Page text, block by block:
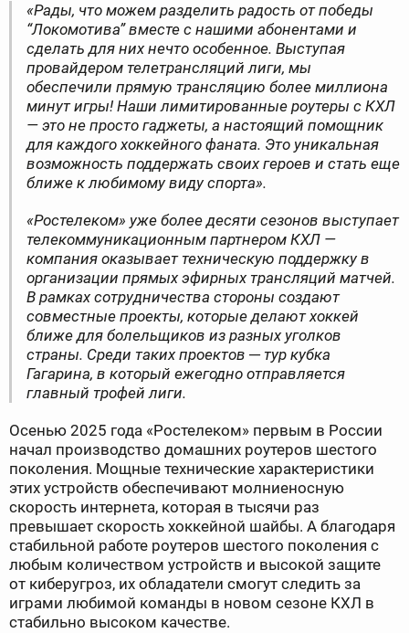
«Рады, что можем разделить радость от победы
“Локомотива” вместе с нашими абонентами и
сделать для них нечто особенное. Выступая
провайдером телетрансляций лиги, мы
обеспечили прямую трансляцию более миллиона
минут игры! Наши лимитированные роутеры с КХЛ
— это не просто гаджеты, а настоящий помощник
для каждого хоккейного фаната. Это уникальная
возможность поддержать своих героев и стать еще
ближе к любимому виду спорта».
«Ростелеком» уже более десяти сезонов выступает
телекоммуникационным партнером КХЛ —
компания оказывает техническую поддержку в
организации прямых эфирных трансляций матчей.
В рамках сотрудничества стороны создают
совместные проекты, которые делают хоккей
ближе для болельщиков из разных уголков
страны. Среди таких проектов ─ тур кубка
Гагарина, в который ежегодно отправляется
главный трофей лиги.
Осенью 2025 года «Ростелеком» первым в России
начал производство домашних роутеров шестого
поколения. Мощные технические характеристики
этих устройств обеспечивают молниеносную
скорость интернета, которая в тысячи раз
превышает скорость хоккейной шайбы. А благодаря
стабильной работе роутеров шестого поколения с
любым количеством устройств и высокой защите
от киберугроз, их обладатели смогут следить за
играми любимой команды в новом сезоне КХЛ в
стабильно высоком качестве.